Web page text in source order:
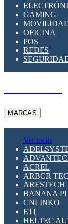
GAMING
OFICINA
POS
REDES
MARCAS
Ver todas
ACREL
ARBOR
ARESTECH
BANANA PI
CNLINKO
ETI
HELTEC